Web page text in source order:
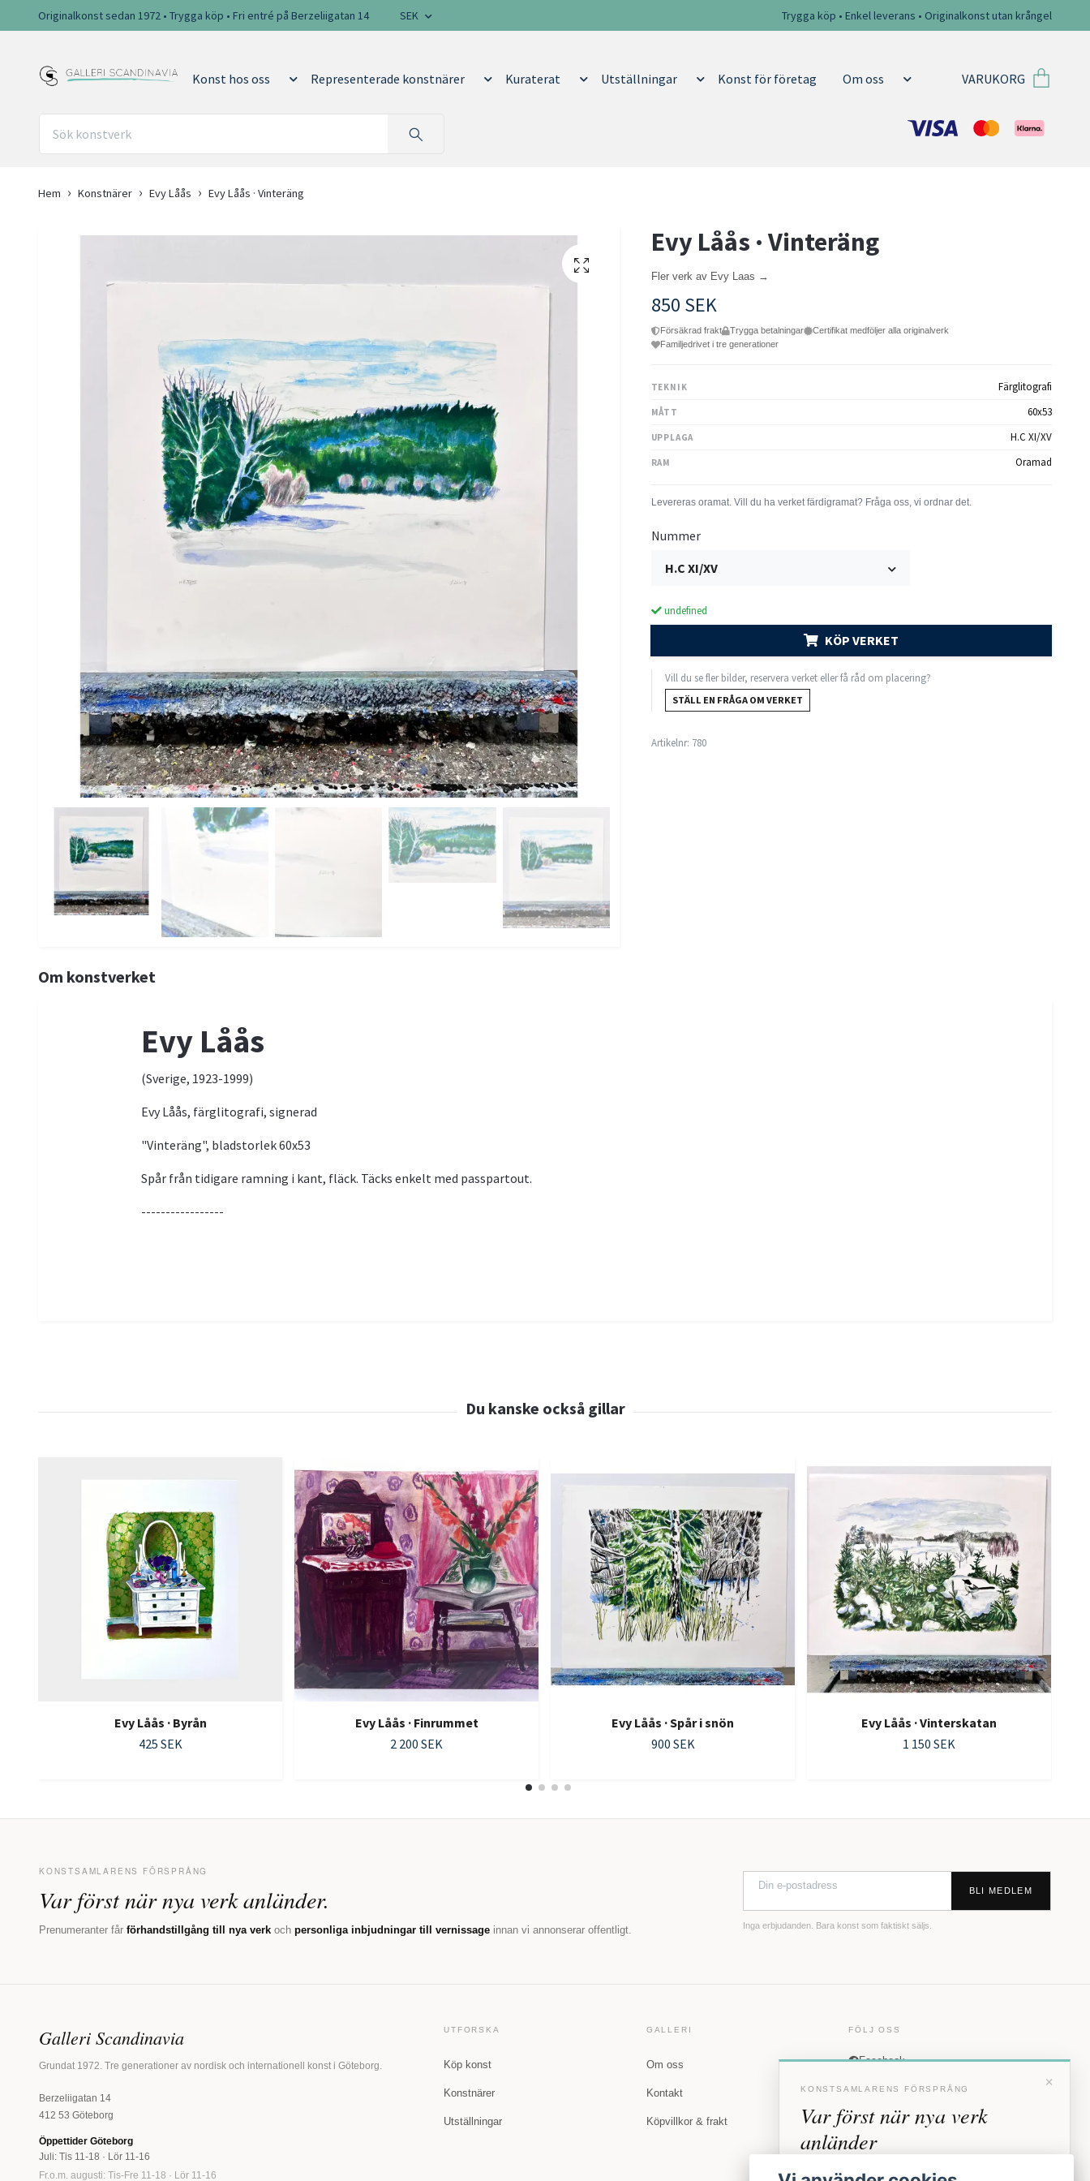
Originalkonst sedan 1972 • Trygga köp • Fri entré på Berzeliigatan 14 SEK Trygga köp • Enkel leverans • Originalkonst utan krångel
Konst hos oss Representerade konstnärer Kuraterat Utställningar Konst för företag Om oss VARUKORG
Hem Konstnärer Evy Låås Evy Låås · Vinteräng
Evy Låås · Vinteräng
Fler verk av Evy Laas →
850 SEK
Försäkrad frakt Trygga betalningar
Certifikat medföljer alla originalverk
Familjedrivet i tre generationer
TEKNIK Färglitografi
MÅTT 60x53
UPPLAGA H.C XI/XV
RAM Oramad
Nummer
H.C XI/XV
undefined
KÖP VERKET
Vill du se fler bilder, reservera verket eller få råd om placering?
STÄLL EN FRÅGA OM VERKET
Artikelnr: 780
Om konstverket
Evy Låås
(Sverige, 1923-1999)
Evy Låås, färglitografi, signerad
"Vinteräng", bladstorlek 60x53
Spår från tidigare ramning i kant, fläck. Täcks enkelt med passpartout.
-----------------
Evy Låås · Byrån
425 SEK
Evy Låås · Finrummet
2 200 SEK
Evy Låås · Spår i snön
900 SEK
Evy Låås · Vinterskatan
1 150 SEK
KONSTSAMLARENS FÖRSPRÅNG
Var först när nya verk anländer.
Prenumeranter får förhandstillgång till nya verk och personliga inbjudningar till vernissage innan vi annonserar offentligt.
BLI MEDLEM
Inga erbjudanden. Bara konst som faktiskt säljs.
Galleri Scandinavia
Grundat 1972. Tre generationer av nordisk och internationell konst i Göteborg.
Berzeliigatan 14
412 53 Göteborg
Öppettider Göteborg
Juli: Tis 11-18 · Lör 11-16
Fr.o.m. augusti: Tis-Fre 11-18 · Lör 11-16
UTFORSKA
Köp konst
Konstnärer
Utställningar
GALLERI
Om oss
Kontakt
Köpvillkor & frakt
FÖLJ OSS
Facebook
×
KONSTSAMLARENS FÖRSPRÅNG
Var först när nya verk
anländer
Förhandstillgång till nya verk och personliga